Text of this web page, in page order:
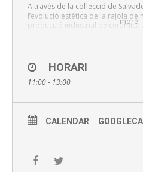
more
A través de la col·lecció de
l’evolució estètica de la rajola
producció industrial de ceràmica
resseguint l’evolució de la rajola
fins al segle XIX.
visitarem els impressionants forns
HORARI
11:00 - 13:00
CALENDAR